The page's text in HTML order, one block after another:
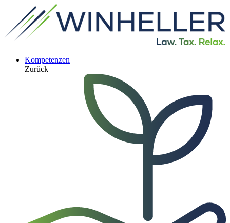
Kompetenzen
Zurück